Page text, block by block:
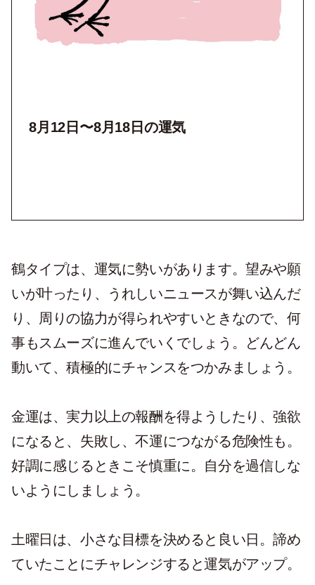
8月12 日〜8月18日の運気
鶴タイプは、運気に勢いがあります。望みや願
いが叶ったり、うれしいニュースが舞い込んだ
り、周りの協力が得られやすいときなので、何
事もスムーズに進んでいくでしょう。どんどん
動いて、積極的にチャンスをつかみましょう。
金運は、実力以上の報酬を得ようしたり、強欲
になると、失敗し、不運につながる危険性も。
好調に感じるときこそ慎重に。自分を過信しな
いようにしましょう。
土曜日は、小さな目標を決めると良い日。諦め
ていたことにチャレンジすると運気がアップ。